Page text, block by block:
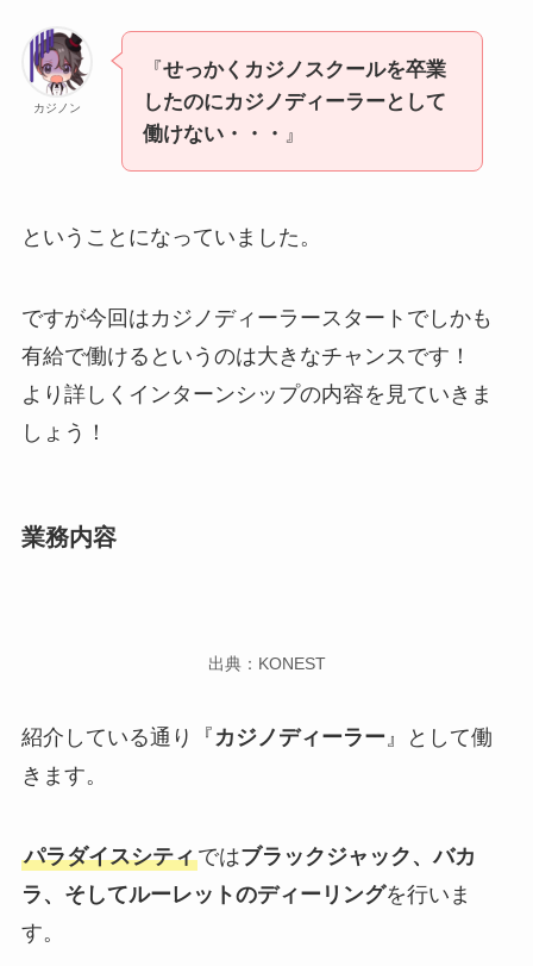
カジノン
『せっかくカジノスクールを卒業
したのにカジノディーラーとして
働けない・・・ 』
ということになっていました。
ですが今回はカジノディーラースタートでしかも
有給で働けるというのは大きなチャンスです！
より詳しくインターンシップの内容を見ていきま
しょう！
業務内容
出典：KONEST
紹介している通り『 カジノディーラー』として働
きます。
パラダイスシティではブラックジャック、バカ
ラ、そしてルーレットのディーリングを行いま
す。